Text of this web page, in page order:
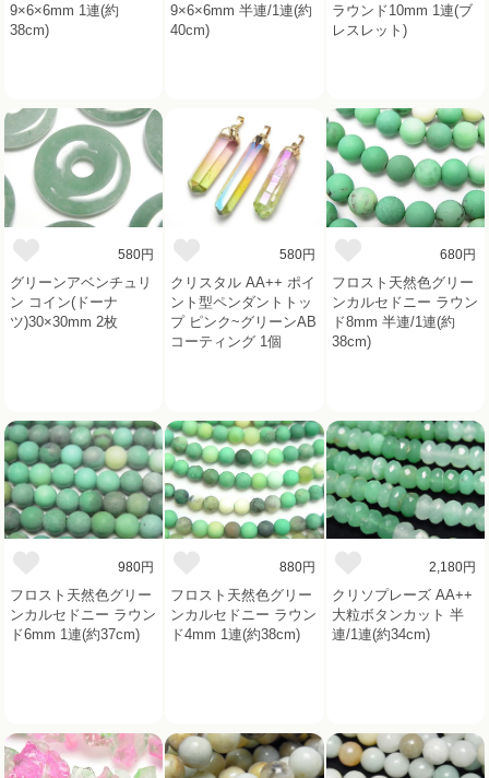
9×6×6mm 1連(約
38cm)
9×6×6mm 半連/1連(約
40cm)
ラウンド10mm 1連(ブ
レスレット)
580円
グリーンアベンチュリ
ン コイン(ドーナ
ツ)30×30mm 2枚
580円
クリスタル AA++ ポイ
ント型ペンダントトッ
プ ピンク~グリーンAB
コーティング 1個
680円
フロスト天然色グリー
ンカルセドニー ラウン
ド8mm 半連/1連(約
38cm)
980円
フロスト天然色グリー
ンカルセドニー ラウン
ド6mm 1連(約37cm)
880円
フロスト天然色グリー
ンカルセドニー ラウン
ド4mm 1連(約38cm)
2,180円
クリソプレーズ AA++
大粒ボタンカット 半
連/1連(約34cm)